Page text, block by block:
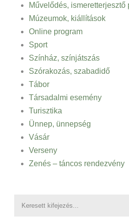
Művelődés, ismeretterjesztő
Múzeumok, kiállítások
Online program
Sport
Színház, színjátszás
Szórakozás, szabadidő
Tábor
Társadalmi esemény
Turisztika
Ünnep, ünnepség
Vásár
Verseny
Zenés – táncos rendezvény